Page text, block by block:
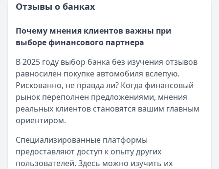
Отзывы о банках
Почему мнения клиентов важны при
выборе финансового партнера
В 2025 году выбор банка без изучения отзывов
равносилен покупке автомобиля вслепую.
Рискованно, не правда ли? Когда финансовый
рынок переполнен предложениями, мнения
реальных клиентов становятся вашим главным
ориентиром.
Специализированные платформы
предоставляют доступ к опыту других
пользователей. Здесь можно изучить их